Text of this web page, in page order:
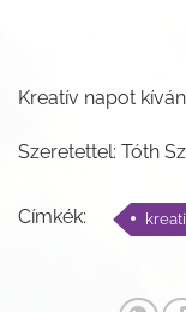
Kreatív napot
Szeretettel: Tóth
Címkék: